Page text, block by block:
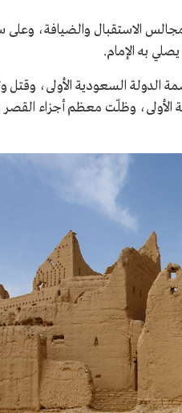
7 وحدات اشتملت على مجالس الاستقبال
به الإمام.
عاصمة الدولة السعودية الأولى،
الأولى، وظلّت معظم أجزاء